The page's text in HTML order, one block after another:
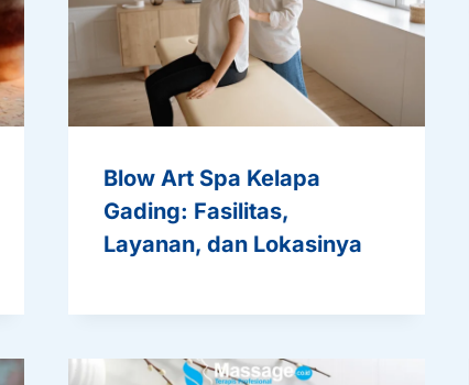
Blow Art Spa Kelapa
Gading: Fasilitas,
Layanan, dan Lokasinya